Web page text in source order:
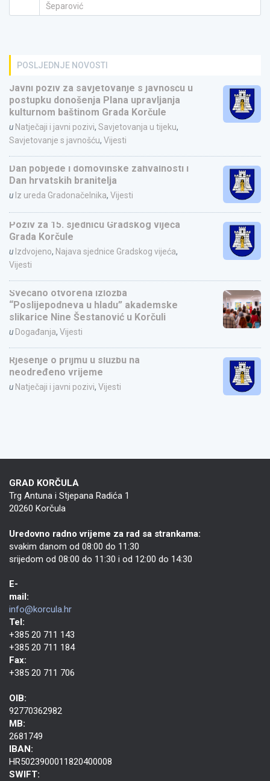
Šeparović
POSLJEDNJE NOVOSTI
Javni poziv za savjetovanje s javnošću u
postupku donošenja Plana upravljanja
kulturnom baštinom Grada Korčule
u Natječaji i javni pozivi, Savjetovanja u tijeku,
Savjetovanje s javnošću, Vijesti
Dan pobjede i domovinske zahvalnosti i
Dan hrvatskih branitelja
u Iz ureda Gradonačelnika, Vijesti
Poziv za 15. sjednicu Gradskog vijeća
Grada Korčule
u Izdvojeno, Najava sjednice Gradskog vijeća,
Vijesti
Svečano otvorena izložba
“Poslijepodneva u hladu” akademske
slikarice Nine Šestanović u Korčuli
u Događanja, Vijesti
Rješenje o prijmu u službu na
neodređeno vrijeme
u Natječaji i javni pozivi, Vijesti
GRAD KORČULA
Trg Antuna i Stjepana Radića 1
20260 Korčula
Uredovno radno vrijeme za rad sa strankama:
svakim danom od 08:00 do 11:30
srijedom od 08:00 do 11:30 i od 12:00 do 14:30
E-
mail:
info@korcula.hr
Tel:
+385 20 711 143
+385 20 711 184
Fax:
+385 20 711 706
OIB:
92770362982
MB:
2681749
IBAN:
HR5023900011820400008
SWIFT: